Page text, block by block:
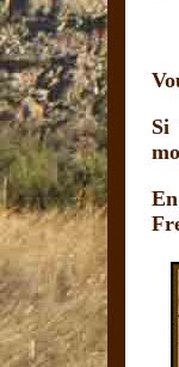
Si